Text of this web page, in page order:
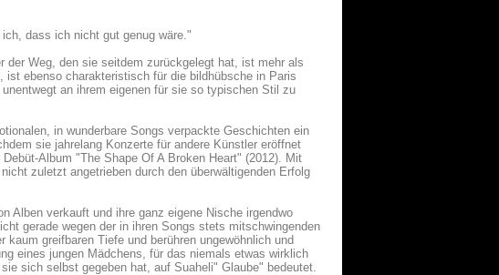
dass ich nicht gut genug wäre."
der Weg, den sie seitdem zurückgelegt hat, ist mehr als
ist ebenso charakteristisch für die bildhübsche in Paris
an ihrem eigenen für sie so typischen Stil zu
in wunderbare Songs verpackte Geschichten ein
sie jahrelang Konzerte für andere Künstler eröffnet
Album "The Shape Of A Broken Heart" (2012). Mit
zuletzt angetrieben durch den überwältigenden Erfolg
Alben verkauft und ihre ganz eigene Nische irgendwo
gerade wegen der in ihren Songs stets mitschwingenden
greifbaren Tiefe und berühren ungewöhnlich und
eines jungen Mädchens, für das niemals etwas wirklich
sich selbst gegeben hat, auf Suaheli" Glaube" bedeutet.